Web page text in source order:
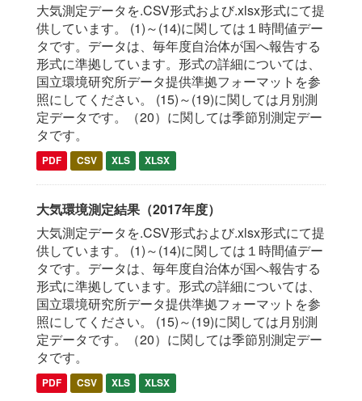
大気測定データを.CSV形式および.xlsx形式にて提
供しています。 (1)～(14)に関しては１時間値デー
タです。データは、毎年度自治体が国へ報告する
形式に準拠しています。形式の詳細については、
国立環境研究所データ提供準拠フォーマットを参
照にしてください。 (15)～(19)に関しては月別測
定データです。（20）に関しては季節別測定デー
タです。
PDF CSV XLS XLSX
大気環境測定結果（2017年度）
大気測定データを.CSV形式および.xlsx形式にて提
供しています。 (1)～(14)に関しては１時間値デー
タです。データは、毎年度自治体が国へ報告する
形式に準拠しています。形式の詳細については、
国立環境研究所データ提供準拠フォーマットを参
照にしてください。 (15)～(19)に関しては月別測
定データです。（20）に関しては季節別測定デー
タです。
PDF CSV XLS XLSX